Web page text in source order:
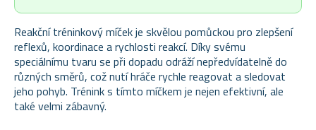
Reakční tréninkový míček je skvělou pomůckou pro zlepšení
reflexů, koordinace a rychlosti reakcí. Díky svému
speciálnímu tvaru se při dopadu odráží nepředvídatelně do
různých směrů, což nutí hráče rychle reagovat a sledovat
jeho pohyb. Trénink s tímto míčkem je nejen efektivní, ale
také velmi zábavný.